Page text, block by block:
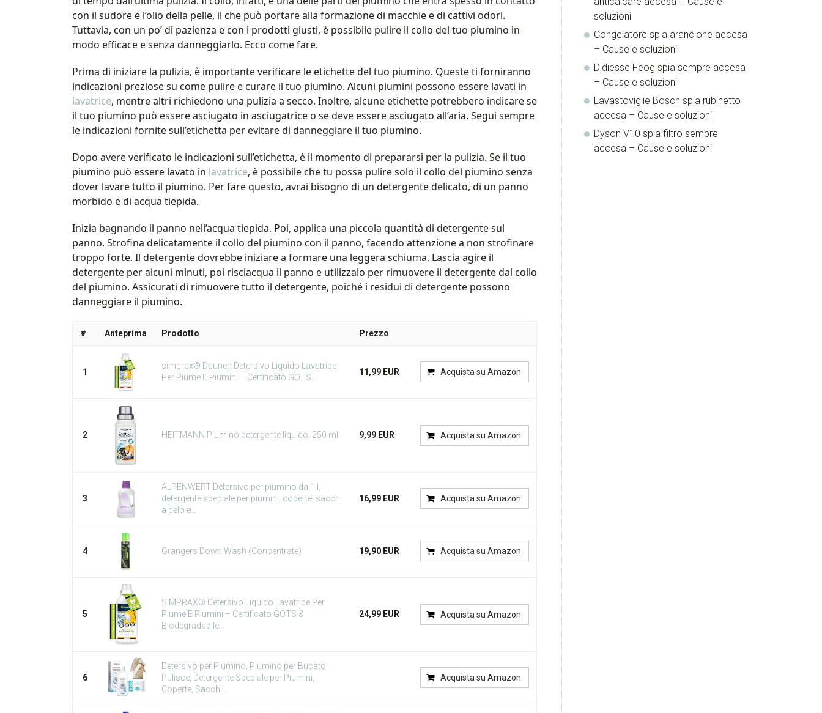
con il sudore e l’olio della pelle, il che può portare alla formazione di macchie e di cattivi odori.
Tuttavia, con un po’ di pazienza e con i prodotti giusti, è possibile pulire il collo del tuo piumino in
modo efficace e senza danneggiarlo. Ecco come fare.
Prima di iniziare la pulizia, è importante verificare le etichette del tuo piumino. Queste ti forniranno
indicazioni preziose su come pulire e curare il tuo piumino. Alcuni piumini possono essere lavati in
lavatrice, mentre altri richiedono una pulizia a secco. Inoltre, alcune etichette potrebbero indicare se
il tuo piumino può essere asciugato in asciugatrice o se deve essere asciugato all’aria. Segui sempre
le indicazioni fornite sull’etichetta per evitare di danneggiare il tuo piumino.
Dopo avere verificato le indicazioni sull’etichetta, è il momento di prepararsi per la pulizia. Se il tuo
piumino può essere lavato in lavatrice, è possibile che tu possa pulire solo il collo del piumino senza
dover lavare tutto il piumino. Per fare questo, avrai bisogno di un detergente delicato, di un panno
morbido e di acqua tiepida.
Inizia bagnando il panno nell’acqua tiepida. Poi, applica una piccola quantità di detergente sul
panno. Strofina delicatamente il collo del piumino con il panno, facendo attenzione a non strofinare
troppo forte. Il detergente dovrebbe iniziare a formare una leggera schiuma. Lascia agire il
detergente per alcuni minuti, poi risciacqua il panno e utilizzalo per rimuovere il detergente dal collo
del piumino. Assicurati di rimuovere tutto il detergente, poiché i residui di detergente possono
danneggiare il piumino.
# Anteprima Prodotto Prezzo
1
simprax® Daunen Detersivo Liquido Lavatrice
Per Piume E Piumini – Certificato GOTS...
11,99 EUR Acquista su Amazon
2 HEITMANN Piumino detergente liquido, 250 ml 9,99 EUR Acquista su Amazon
3
ALPENWERT Detersivo per piumino da 1 l,
detergente speciale per piumini, coperte, sacchi
a pelo e...
16,99 EUR Acquista su Amazon
4 Grangers Down Wash (Concentrate) 19,90 EUR Acquista su Amazon
5
SIMPRAX® Detersivo Liquido Lavatrice Per
Piume E Piumini – Certificato GOTS &
Biodegradabile...
24,99 EUR Acquista su Amazon
6
Detersivo per Piumino, Piumino per Bucato
Pulisce, Detergente Speciale per Piumini,
Coperte, Sacchi...
Acquista su Amazon
soluzioni
Congelatore spia arancione accesa​​
– Cause e soluzioni
Didiesse Feog spia sempre accesa​​
– Cause e soluzioni
Lavastoviglie Bosch spia rubinetto
accesa​​ – Cause e soluzioni
Dyson V10 spia filtro sempre
accesa​​ – Cause e soluzioni